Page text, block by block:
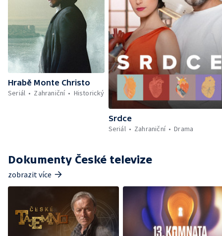
Hrabě Monte Christo
Seriál
Zahraniční Historický
Srdce
Seriál
Zahraniční Drama
Dokumenty České televize
zobrazit více